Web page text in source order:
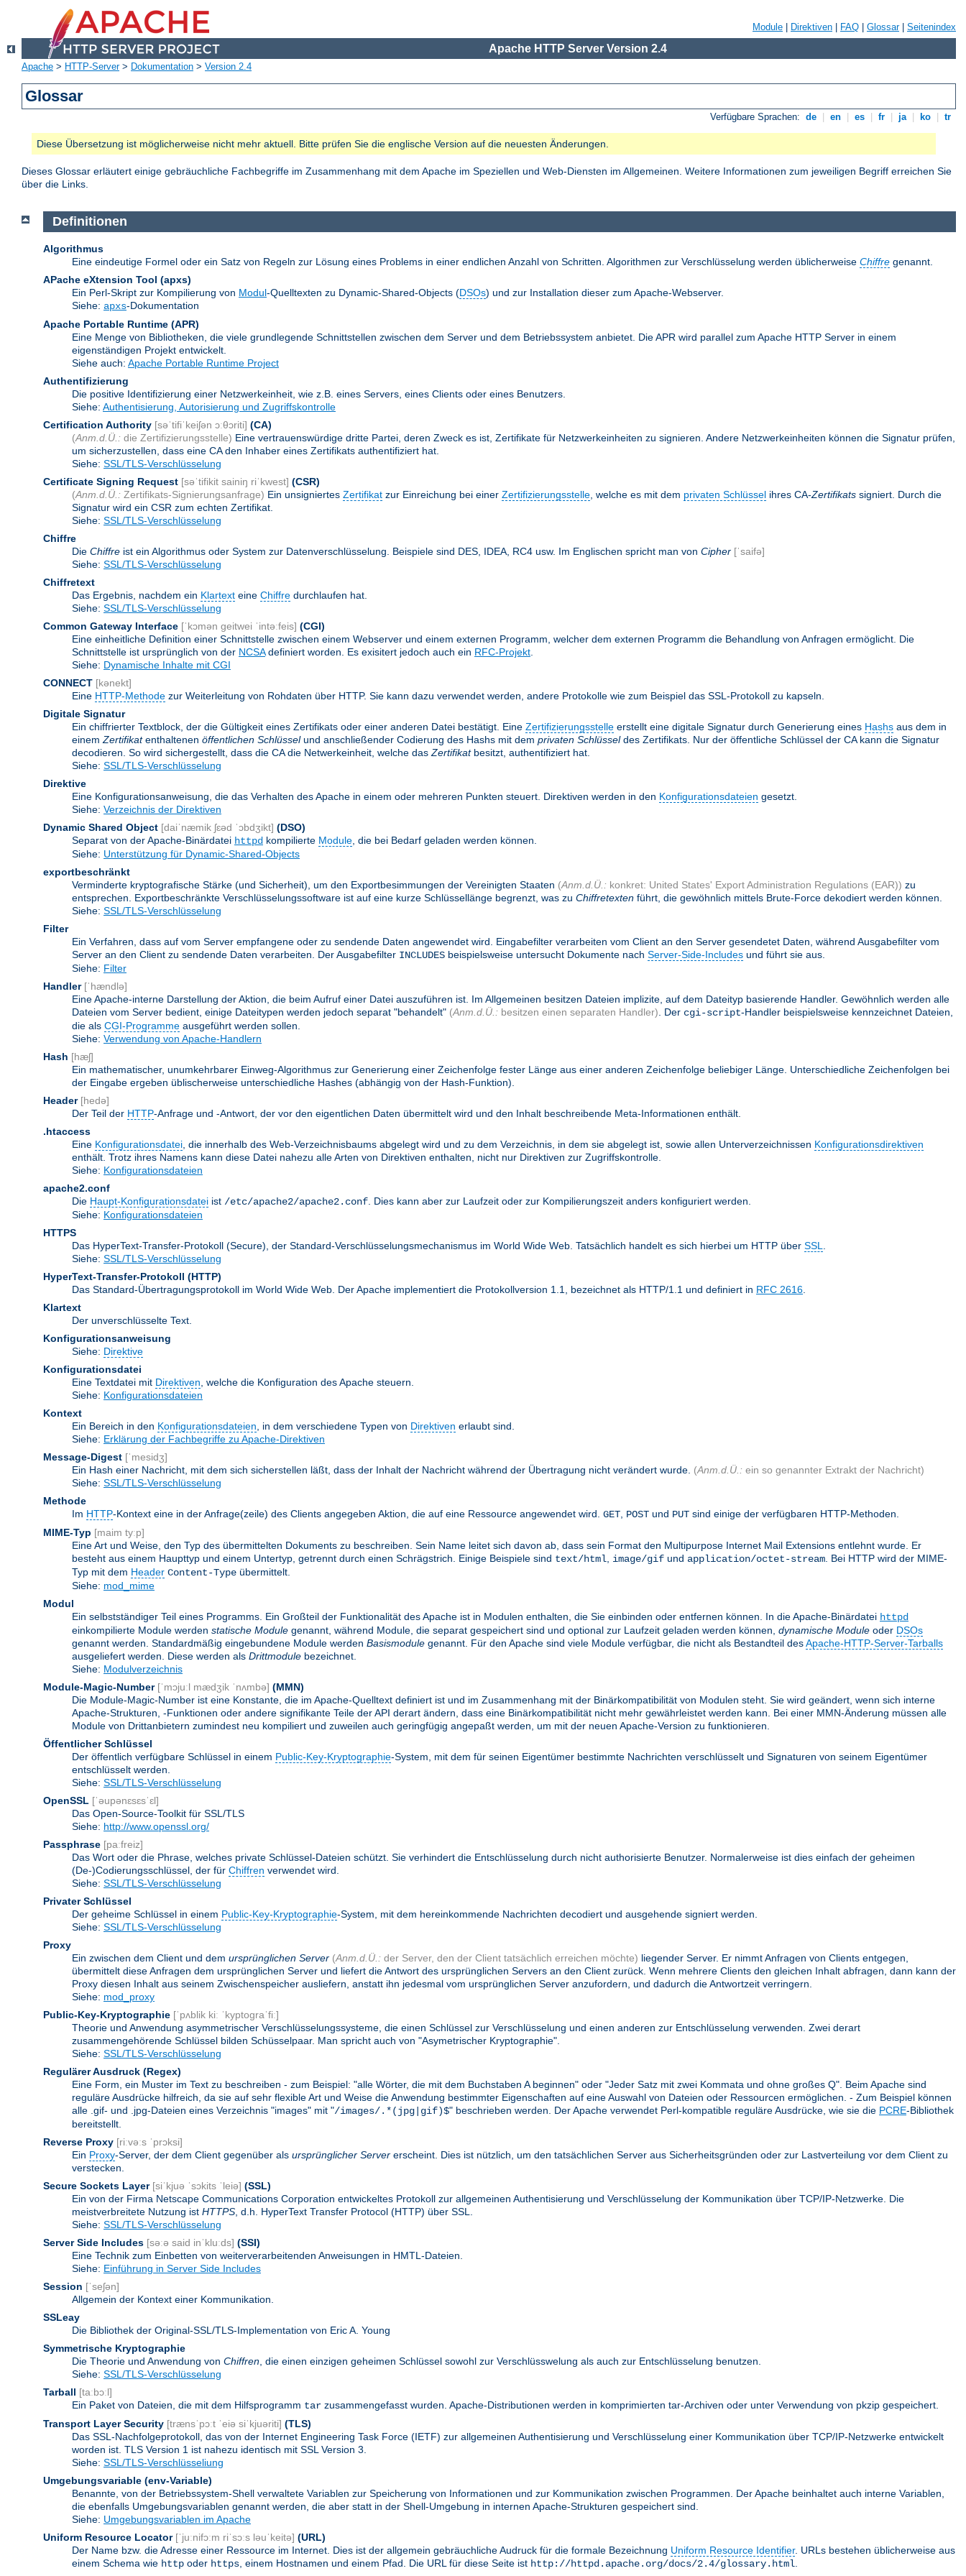
Module Direktiven FAQ Glossar| Seitenindex
Apache HTTP Server Version 2.4
Apache > HTTP-Server> Dokumentation > Version 2.4
Glossar
Verfügbare Sprachen: de en es fr ja ko tr
Diese Übersetzung ist möglicherweise nicht mehr aktuell. Bitte prüfen Sie die englische Version auf die neuesten Änderungen.
Dieses Glossar erläutert einige gebräuchliche Fachbegriffe im Zusammenhang mit dem Apache im Speziellen und Web-Diensten im Allgemeinen. Weitere Informationen zum jeweiligen Begriff erreichen Sie
über die Links.
Definitionen
Algorithmus
Eine eindeutige Formel oder ein Satz von Regeln zur Lösung eines Problems in einer endlichen Anzahl von Schritten. Algorithmen zur Verschlüsselung werden üblicherweise Chiffre genannt.
APache eXtension Tool (apxs)
Ein Perl-Skript zur Kompilierung von Modul-Quelltexten zu Dynamic-Shared-Objects (DSOs) und zur Installation dieser zum Apache-Webserver.
Siehe: apxs-Dokumentation
Apache Portable Runtime (APR)
Eine Menge von Bibliotheken, die viele grundlegende Schnittstellen zwischen dem Server und dem Betriebssystem anbietet. Die APR wird parallel zum Apache HTTP Server in einem
eigenständigen Projekt entwickelt.
Siehe auch: Apache Portable Runtime Project
Authentifizierung
Die positive Identifizierung einer Netzwerkeinheit, wie z.B. eines Servers, eines Clients oder eines Benutzers.
Siehe: Authentisierung, Autorisierung und Zugriffskontrolle
Certification Authority [səˈtifiˈkeiʃən ɔːθɔriti] (CA)
(Anm.d.Ü.: die Zertifizierungsstelle) Eine vertrauenswürdige dritte Partei, deren Zweck es ist, Zertifikate für Netzwerkeinheiten zu signieren. Andere Netzwerkeinheiten können die Signatur prüfen,
um sicherzustellen, dass eine CA den Inhaber eines Zertifikats authentifiziert hat.
Siehe: SSL/TLS-Verschlüsselung
Certificate Signing Request [səˈtifikit sainiŋ riˈkwest] (CSR)
(Anm.d.Ü.: Zertifikats-Signierungsanfrage) Ein unsigniertes Zertifikat zur Einreichung bei einer Zertifizierungsstelle , welche es mit dem privaten Schlüssel ihres CA-Zertifikats signiert. Durch die
Signatur wird ein CSR zum echten Zertifikat.
Siehe: SSL/TLS-Verschlüsselung
Chiffre
Die Chiffre ist ein Algorithmus oder System zur Datenverschlüsselung. Beispiele sind DES, IDEA, RC4 usw. Im Englischen spricht man von Cipher [ˈsaifə]
Siehe: SSL/TLS-Verschlüsselung
Chiffretext
Das Ergebnis, nachdem ein Klartext eine Chiffre durchlaufen hat.
Siehe: SSL/TLS-Verschlüsselung
Common Gateway Interface [ˈkɔmən geitwei ˈintəːfeis] (CGI)
Eine einheitliche Definition einer Schnittstelle zwischen einem Webserver und einem externen Programm, welcher dem externen Programm die Behandlung von Anfragen ermöglicht. Die
Schnittstelle ist ursprünglich von der NCSAdefiniert worden. Es exisitert jedoch auch ein RFC-Projekt
Siehe: Dynamische Inhalte mit CGI
CONNECT [kənekt]
Eine HTTP-Methode zur Weiterleitung von Rohdaten über HTTP. Sie kann dazu verwendet werden, andere Protokolle wie zum Beispiel das SSL-Protokoll zu kapseln.
Digitale Signatur
Ein chiffrierter Textblock, der die Gültigkeit eines Zertifikats oder einer anderen Datei bestätigt. Eine Zertifizierungsstelle erstellt eine digitale Signatur durch Generierung eines Hashs aus dem in
einem Zertifikatenthaltenen öffentlichen Schlüsselund anschließender Codierung des Hashs mit dem privaten Schlüsseldes Zertifikats. Nur der öffentliche Schlüssel der CA kann die Signatur
decodieren. So wird sichergestellt, dass die CA die Netwerkeinheit, welche das Zertifikatbesitzt, authentifiziert hat.
Siehe: SSL/TLS-Verschlüsselung
Direktive
Eine Konfigurationsanweisung, die das Verhalten des Apache in einem oder mehreren Punkten steuert. Direktiven werden in den Konfigurationsdateien gesetzt.
Siehe: Verzeichnis der Direktiven
Dynamic Shared Object [daiˈnæmik ʃɛəd ˈɔbdʒikt] (DSO)
Separat von der Apache-Binärdatei httpd kompilierte Module , die bei Bedarf geladen werden können.
Siehe: Unterstützung für Dynamic-Shared-Objects
exportbeschränkt
Verminderte kryptografische Stärke (und Sicherheit), um den Exportbesimmungen der Vereinigten Staaten (Anm.d.Ü.: konkret: United States' Export Administration Regulations (EAR)) zu
entsprechen. Exportbeschränkte Verschlüsselungssoftware ist auf eine kurze Schlüssellänge begrenzt, was zu Chiffretexten führt, die gewöhnlich mittels Brute-Force dekodiert werden können.
Siehe: SSL/TLS-Verschlüsselung
Filter
Ein Verfahren, dass auf vom Server empfangene oder zu sendende Daten angewendet wird. Eingabefilter verarbeiten vom Client an den Server gesendetet Daten, während Ausgabefilter vom
Server an den Client zu sendende Daten verarbeiten. Der Ausgabefilter INCLUDES beispielsweise untersucht Dokumente nach Server-Side-Includes und führt sie aus.
Siehe: Filter
Handler [ˈhændlə]
Eine Apache-interne Darstellung der Aktion, die beim Aufruf einer Datei auszuführen ist. Im Allgemeinen besitzen Dateien implizite, auf dem Dateityp basierende Handler. Gewöhnlich werden alle
Dateien vom Server bedient, einige Dateitypen werden jedoch separat "behandelt" (Anm.d.Ü.: besitzen einen separaten Handler) . Der cgi-script-Handler beispielsweise kennzeichnet Dateien,
die als CGI-Programme ausgeführt werden sollen.
Siehe: Verwendung von Apache-Handlern
Hash [hæʃ]
Ein mathematischer, unumkehrbarer Einweg-Algorithmus zur Generierung einer Zeichenfolge fester Länge aus einer anderen Zeichenfolge beliebiger Länge. Unterschiedliche Zeichenfolgen bei
der Eingabe ergeben üblischerweise unterschiedliche Hashes (abhängig von der Hash-Funktion).
Header [hedə]
Der Teil der HTTP-Anfrage und -Antwort, der vor den eigentlichen Daten übermittelt wird und den Inhalt beschreibende Meta-Informationen enthält.
.htaccess
Eine Konfigurationsdatei , die innerhalb des Web-Verzeichnisbaums abgelegt wird und zu dem Verzeichnis, in dem sie abgelegt ist, sowie allen Unterverzeichnissen Konfigurationsdirektiven
enthält. Trotz ihres Namens kann diese Datei nahezu alle Arten von Direktiven enthalten, nicht nur Direktiven zur Zugriffskontrolle.
Siehe: Konfigurationsdateien
apache2.conf
Die Haupt-Konfigurationsdatei ist /etc/apache2/apache2.conf . Dies kann aber zur Laufzeit oder zur Kompilierungszeit anders konfiguriert werden.
Siehe: Konfigurationsdateien
HTTPS
Das HyperText-Transfer-Protokoll (Secure), der Standard-Verschlüsselungsmechanismus im World Wide Web. Tatsächlich handelt es sich hierbei um HTTP über SSL
Siehe: SSL/TLS-Verschlüsselung
HyperText-Transfer-Protokoll (HTTP)
Das Standard-Übertragungsprotokoll im World Wide Web. Der Apache implementiert die Protokollversion 1.1, bezeichnet als HTTP/1.1 und definiert in RFC 2616
Klartext
Der unverschlüsselte Text.
Konfigurationsanweisung
Siehe: Direktive
Konfigurationsdatei
Eine Textdatei mit Direktiven , welche die Konfiguration des Apache steuern.
Siehe: Konfigurationsdateien
Kontext
Ein Bereich in den Konfigurationsdateien , in dem verschiedene Typen von Direktiven erlaubt sind.
Siehe: Erklärung der Fachbegriffe zu Apache-Direktiven
Message-Digest [ˈmesidʒ]
Ein Hash einer Nachricht, mit dem sich sicherstellen läßt, dass der Inhalt der Nachricht während der Übertragung nicht verändert wurde. (Anm.d.Ü.: ein so genannter Extrakt der Nachricht)
Siehe: SSL/TLS-Verschlüsselung
Methode
Im HTTP-Kontext eine in der Anfrage(zeile) des Clients angegeben Aktion, die auf eine Ressource angewendet wird. GET POST und PUT sind einige der verfügbaren HTTP-Methoden.
MIME-Typ [maim tyːp]
Eine Art und Weise, den Typ des übermittelten Dokuments zu beschreiben. Sein Name leitet sich davon ab, dass sein Format den Multipurpose Internet Mail Extensions entlehnt wurde. Er
besteht aus einem Haupttyp und einem Untertyp, getrennt durch einen Schrägstrich. Einige Beispiele sind text/html image/gif und application/octet-stream . Bei HTTP wird der MIME-
Typ mit dem Header Content-Type übermittelt.
Siehe: mod_mime
Modul
Ein selbstständiger Teil eines Programms. Ein Großteil der Funktionalität des Apache ist in Modulen enthalten, die Sie einbinden oder entfernen können. In die Apache-Binärdatei httpd
einkompilierte Module werden statische Module genannt, während Module, die separat gespeichert sind und optional zur Laufzeit geladen werden können, dynamische Module oder DSOs
genannt werden. Standardmäßig eingebundene Module werden Basismodule genannt. Für den Apache sind viele Module verfügbar, die nicht als Bestandteil desApache-HTTP-Server-Tarballs
ausgeliefert werden. Diese werden als Drittmodule bezeichnet.
Siehe: Modulverzeichnis
Module-Magic-Number [ˈmɔjuːl mædʒik ˈnʌmbə] (MMN)
Die Module-Magic-Number ist eine Konstante, die im Apache-Quelltext definiert ist und im Zusammenhang mit der Binärkompatibilität von Modulen steht. Sie wird geändert, wenn sich interne
Apache-Strukturen, -Funktionen oder andere signifikante Teile der API derart ändern, dass eine Binärkompatibilität nicht mehr gewährleistet werden kann. Bei einer MMN-Änderung müssen alle
Module von Drittanbietern zumindest neu kompiliert und zuweilen auch geringfügig angepaßt werden, um mit der neuen Apache-Version zu funktionieren.
Öffentlicher Schlüssel
Der öffentlich verfügbare Schlüssel in einem Public-Key-Kryptographie-System, mit dem für seinen Eigentümer bestimmte Nachrichten verschlüsselt und Signaturen von seinem Eigentümer
entschlüsselt werden.
Siehe: SSL/TLS-Verschlüsselung
OpenSSL [ˈəupənɛsɛsˈɛl]
Das Open-Source-Toolkit für SSL/TLS
Siehe: http://www.openssl.org/
Passphrase [paːfreiz]
Das Wort oder die Phrase, welches private Schlüssel-Dateien schützt. Sie verhindert die Entschlüsselung durch nicht authorisierte Benutzer. Normalerweise ist dies einfach der geheimen
(De-)Codierungsschlüssel, der für Chiffren verwendet wird.
Siehe: SSL/TLS-Verschlüsselung
Privater Schlüssel
Der geheime Schlüssel in einem Public-Key-Kryptographie-System, mit dem hereinkommende Nachrichten decodiert und ausgehende signiert werden.
Siehe: SSL/TLS-Verschlüsselung
Proxy
Ein zwischen dem Client und dem ursprünglichen Server (Anm.d.Ü.: der Server, den der Client tatsächlich erreichen möchte) liegender Server. Er nimmt Anfragen von Clients entgegen,
übermittelt diese Anfragen dem ursprünglichen Server und liefert die Antwort des ursprünglichen Servers an den Client zurück. Wenn mehrere Clients den gleichen Inhalt abfragen, dann kann der
Proxy diesen Inhalt aus seinem Zwischenspeicher ausliefern, anstatt ihn jedesmal vom ursprünglichen Server anzufordern, und dadurch die Antwortzeit verringern.
Siehe: mod_proxy
Public-Key-Kryptographie [ˈpʌblik kiː ˈkyptograˈfiː]
Theorie und Anwendung asymmetrischer Verschlüsselungssysteme, die einen Schlüssel zur Verschlüsselung und einen anderen zur Entschlüsselung verwenden. Zwei derart
zusammengehörende Schlüssel bilden Schüsselpaar. Man spricht auch von "Asymetrischer Kryptographie".
Siehe: SSL/TLS-Verschlüsselung
Regulärer Ausdruck (Regex)
Eine Form, ein Muster im Text zu beschreiben - zum Beispiel: "alle Wörter, die mit dem Buchstaben A beginnen" oder "Jeder Satz mit zwei Kommata und ohne großes Q". Beim Apache sind
reguläre Ausdrücke hilfreich, da sie auf sehr flexible Art und Weise die Anwendung bestimmter Eigenschaften auf eine Auswahl von Dateien oder Ressourcen ermöglichen. - Zum Beispiel können
alle .gif- und .jpg-Dateien eines Verzeichnis "images" mit "/images/.*(jpg|gif)$" beschrieben werden. Der Apache verwendet Perl-kompatible reguläre Ausdrücke, wie sie die PCRE-Bibliothek
bereitstellt.
Reverse Proxy [riːvəːs ˈprɔksi]
Ein Proxy-Server, der dem Client gegenüber als ursprünglicher Server erscheint. Dies ist nützlich, um den tatsächlichen Server aus Sicherheitsgründen oder zur Lastverteilung vor dem Client zu
verstecken.
Secure Sockets Layer [siˈkjuə ˈsɔkits ˈleiə] (SSL)
Ein von der Firma Netscape Communications Corporation entwickeltes Protokoll zur allgemeinen Authentisierung und Verschlüsselung der Kommunikation über TCP/IP-Netzwerke. Die
meistverbreitete Nutzung ist HTTPS , d.h. HyperText Transfer Protocol (HTTP) über SSL.
Siehe: SSL/TLS-Verschlüsselung
Server Side Includes [səːə said inˈkluːds] (SSI)
Eine Technik zum Einbetten von weiterverarbeitenden Anweisungen in HMTL-Dateien.
Siehe: Einführung in Server Side Includes
Session [ˈseʃən]
Allgemein der Kontext einer Kommunikation.
SSLeay
Die Bibliothek der Original-SSL/TLS-Implementation von Eric A. Young
Symmetrische Kryptographie
Die Theorie und Anwendung von Chiffren , die einen einzigen geheimen Schlüssel sowohl zur Verschlüsswelung als auch zur Entschlüsselung benutzen.
Siehe: SSL/TLS-Verschlüsselung
Tarball [taːbɔːl]
Ein Paket von Dateien, die mit dem Hilfsprogramm tar zusammengefasst wurden. Apache-Distributionen werden in komprimierten tar-Archiven oder unter Verwendung von pkzip gespeichert.
Transport Layer Security [trænsˈpɔːt ˈeiə siˈkjuəriti] (TLS)
Das SSL-Nachfolgeprotokoll, das von der Internet Engineering Task Force (IETF) zur allgemeinen Authentisierung und Verschlüsselung einer Kommunikation über TCP/IP-Netzwerke entwickelt
worden ist. TLS Version 1 ist nahezu identisch mit SSL Version 3.
Siehe: SSL/TLS-Verschlüsseliung
Umgebungsvariable (env-Variable)
Benannte, von der Betriebssystem-Shell verwaltete Variablen zur Speicherung von Informationen und zur Kommunikation zwischen Programmen. Der Apache beinhaltet auch interne Variablen,
die ebenfalls Umgebungsvariablen genannt werden, die aber statt in der Shell-Umgebung in internen Apache-Strukturen gespeichert sind.
Siehe: Umgebungsvariablen im Apache
Uniform Resource Locator [ˈjuːnifɔːm riˈsɔːs ləuˈkeitə] (URL)
Der Name bzw. die Adresse einer Ressource im Internet. Dies ist der allgemein gebräuchliche Audruck für die formale Bezeichnung Uniform Resource Identifier. URLs bestehen üblicherweise aus
einem Schema wie http oder https , einem Hostnamen und einem Pfad. Die URL für diese Seite ist http://httpd.apache.org/docs/2.4/glossary.html